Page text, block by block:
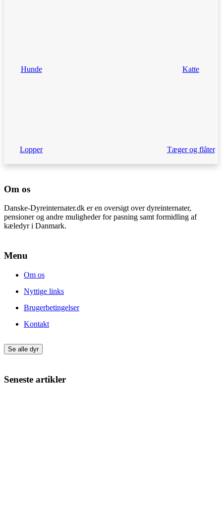
Hunde Katte
Lopper Tæger og flåter
Om os
Danske-Dyreinternater.dk er en oversigt over dyreinternater,
pensioner og andre muligheder for pasning samt formidling af
kæledyr i Danmark.
Menu
Om os
Nyttige links
Brugerbetingelser
Kontakt
Se alle dyr
Seneste artikler